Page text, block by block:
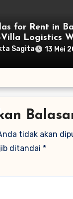
for Rent in
Logistics
Sagita 13 Mei
tidak akan
ditandai *